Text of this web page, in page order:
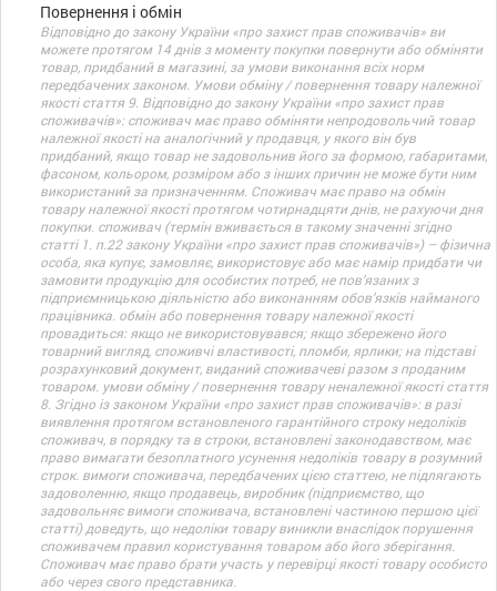
Повернення і обмін
Відповідно до закону України «про захист прав споживачів» ви
можете протягом 14 днів з моменту покупки повернути або обміняти
товар, придбаний в магазині, за умови виконання всіх норм
передбачених законом. Умови обміну / повернення товару належної
якості стаття 9. Відповідно до закону України «про захист прав
споживачів»: споживач має право обміняти непродовольчий товар
належної якості на аналогічний у продавця, у якого він був
придбаний, якщо товар не задовольнив його за формою, габаритами,
фасоном, кольором, розміром або з інших причин не може бути ним
використаний за призначенням. Споживач має право на обмін
товару належної якості протягом чотирнадцяти днів, не рахуючи дня
покупки. споживач (термін вживається в такому значенні згідно
статті 1. п.22 закону України «про захист прав споживачів») – фізична
особа, яка купує, замовляє, використовує або має намір придбати чи
замовити продукцію для особистих потреб, не пов’язаних з
підприємницькою діяльністю або виконанням обов’язків найманого
працівника. обмін або повернення товару належної якості
провадиться: якщо не використовувався; якщо збережено його
товарний вигляд, споживчі властивості, пломби, ярлики; на підставі
розрахунковий документ, виданий споживачеві разом з проданим
товаром. умови обміну / повернення товару неналежної якості стаття
8. Згідно із законом України «про захист прав споживачів»: в разі
виявлення протягом встановленого гарантійного строку недоліків
споживач, в порядку та в строки, встановлені законодавством, має
право вимагати безоплатного усунення недоліків товару в розумний
строк. вимоги споживача, передбачених цією статтею, не підлягають
задоволенню, якщо продавець, виробник (підприємство, що
задовольняє вимоги споживача, встановлені частиною першою цієї
статті) доведуть, що недоліки товару виникли внаслідок порушення
споживачем правил користування товаром або його зберігання.
Споживач має право брати участь у перевірці якості товару особисто
або через свого представника.